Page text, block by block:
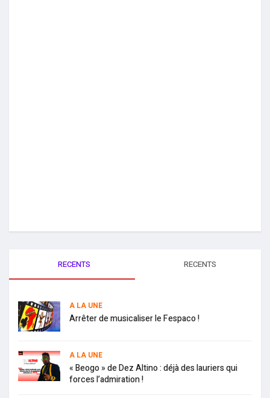
RECENTS RECENTS
A LA UNE
Arrêter de musicaliser le Fespaco !
A LA UNE
« Beogo » de Dez Altino : déjà des lauriers qui
forces l’admiration !